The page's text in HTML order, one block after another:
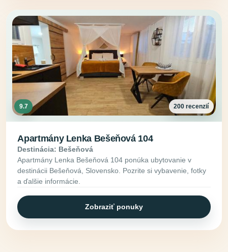
9.7 200 recenzií
Apartmány Lenka Bešeňová 104
Destinácia: Bešeňová
Apartmány Lenka Bešeňová 104 ponúka ubytovanie v
destinácii Bešeňová, Slovensko. Pozrite si vybavenie, fotky
a ďalšie informácie.
Zobraziť ponuky